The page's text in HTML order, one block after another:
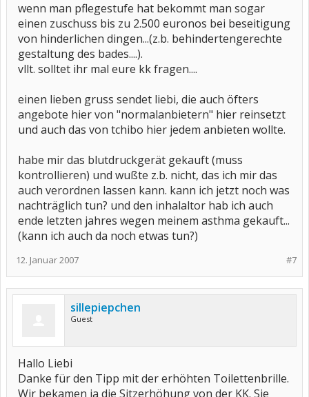
wenn man pflegestufe hat bekommt man sogar
einen zuschuss bis zu 2.500 euronos bei beseitigung
von hinderlichen dingen...(z.b. behindertengerechte
gestaltung des bades....).
vllt. solltet ihr mal eure kk fragen....
einen lieben gruss sendet liebi, die auch öfters
angebote hier von "normalanbietern" hier reinsetzt
und auch das von tchibo hier jedem anbieten wollte.
habe mir das blutdruckgerät gekauft (muss
kontrollieren) und wußte z.b. nicht, das ich mir das
auch verordnen lassen kann. kann ich jetzt noch was
nachträglich tun? und den inhalaltor hab ich auch
ende letzten jahres wegen meinem asthma gekauft...
(kann ich auch da noch etwas tun?)
#7
12. Januar 2007
sillepiepchen
Guest
Hallo Liebi
Danke für den Tipp mit der erhöhten Toilettenbrille.
Wir bekamen ja die Sitzerhöhung von der KK. Sie